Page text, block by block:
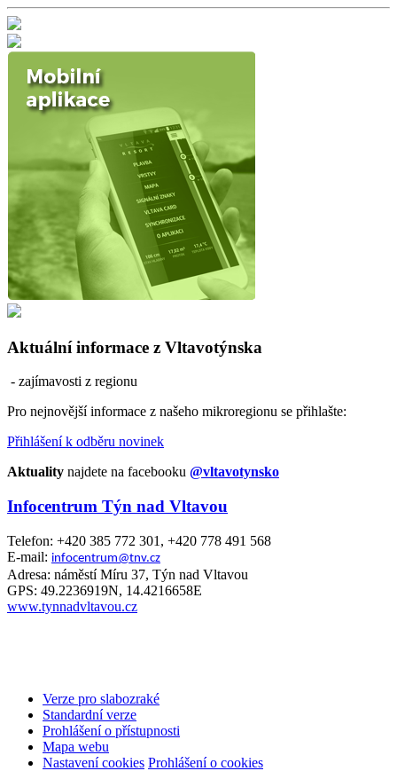
Aktuální informace z Vltavotýnska
- zajímavosti z regionu
Pro nejnovější informace z našeho mikroregionu se přihlašte:
Přihlášení k odběru novinek
Aktuality najdete na facebooku @vltavotynsko
Infocentrum Týn nad Vltavou
Telefon: +420 385 772 301, +420 778 491 568
E-mail: infocentrum@tnv.cz
Adresa: náměstí Míru 37, Týn nad Vltavou
GPS: 49.2236919N, 14.4216658E
www.tynnadvltavou.cz
Verze pro slabozraké
Standardní verze
Prohlášení o přístupnosti
Mapa webu
Nastavení cookies Prohlášení o cookies